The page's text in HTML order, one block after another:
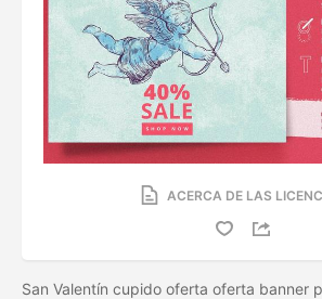
ACERCA DE LAS
San Valentín cupido oferta oferta banner